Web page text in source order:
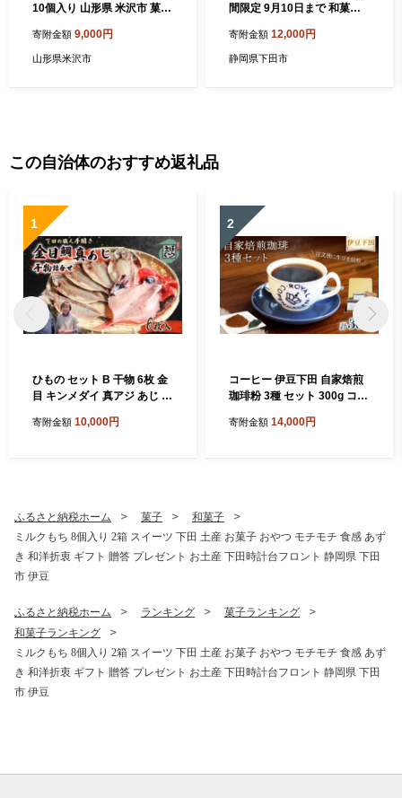
10個入り 山形県 米沢市 菓子
焼き あんこ 小豆 和洋折衷 甘
い お土産 ギフト 贈答 手土産
寄附金額 9,000円
山形県米沢市
間限定 9月10日まで 和菓子
ーツ ギフト 生クリーム わら
び餅 オレンジ ソース 抹茶 あ
寄附金額 12,000円
静岡県下田市
この自治体のおすすめ返礼品
1
ひもの セット B 干物 6枚 金
目 キンメダイ 真アジ あじ 金
下田 静岡 ほうえい
寄附金額 10,000円
2
コーヒー 伊豆下田 自家焙煎
珈琲粉 3種 セット 300g コー
フェ ブレンド 深煎り 贈答用
寄附金額 14,000円
ふるさと納税ホーム 菓子
和菓子
ミルクもち 8個入り 2箱 スイーツ 下田 土産 お菓子 おやつ モチモチ 食感 あず
き 和洋折衷 ギフト 贈答 プレゼント お土産 下田時計台フロント 静岡県 下田
市 伊豆
ふるさと納税ホーム ランキング
菓子ランキング
和菓子ランキング
ミルクもち 8個入り 2箱 スイーツ 下田 土産 お菓子 おやつ モチモチ 食感 あず
き 和洋折衷 ギフト 贈答 プレゼント お土産 下田時計台フロント 静岡県 下田
市 伊豆